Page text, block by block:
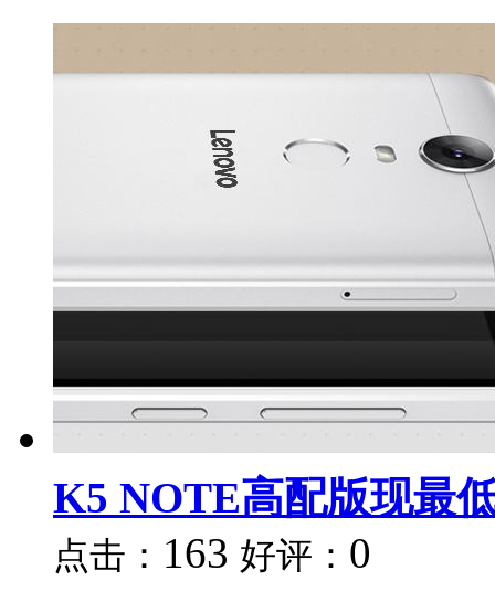
K5 NOTE高配版现最
点击： 163 好评： 0